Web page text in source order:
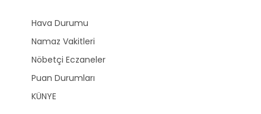
Hava Durumu
Namaz Vakitleri
Nöbetçi Eczaneler
Puan Durumları
KÜNYE